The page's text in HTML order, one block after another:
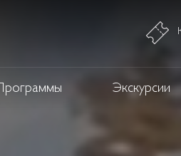
Программы Экскурсии